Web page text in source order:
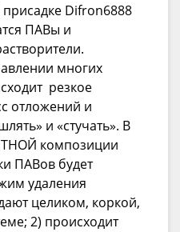
присадке Difron6888
ПАВы и
многих
резкое
отложений и
и «стучать». В
композиции
ПАВов будет
удаления
целиком, коркой,
2) происходит